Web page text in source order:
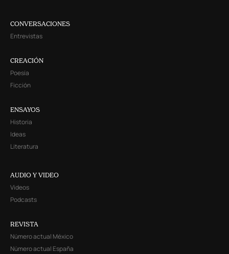
CONVERSACIONES
Entrevistas
CREACIÓN
Poesía
Ficción
ENSAYOS
Historia
Ideas
Literatura
AUDIO Y VIDEO
Videos
Podcasts
REVISTA
Número actual México
Número actual España